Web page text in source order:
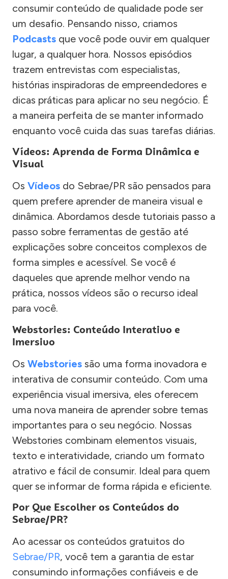
consumir conteúdo de qualidade pode ser
um desafio. Pensando nisso, criamos
Podcasts que você pode ouvir em qualquer
lugar, a qualquer hora. Nossos episódios
trazem entrevistas com especialistas,
histórias inspiradoras de empreendedores e
dicas práticas para aplicar no seu negócio. É
a maneira perfeita de se manter informado
enquanto você cuida das suas tarefas diárias.
Vídeos: Aprenda de Forma Dinâmica e
Visual
Os Vídeos do Sebrae/PR são pensados para
quem prefere aprender de maneira visual e
dinâmica. Abordamos desde tutoriais passo a
passo sobre ferramentas de gestão até
explicações sobre conceitos complexos de
forma simples e acessível. Se você é
daqueles que aprende melhor vendo na
prática, nossos vídeos são o recurso ideal
para você.
Webstories: Conteúdo Interativo e
Imersivo
Os Webstories são uma forma inovadora e
interativa de consumir conteúdo. Com uma
experiência visual imersiva, eles oferecem
uma nova maneira de aprender sobre temas
importantes para o seu negócio. Nossas
Webstories combinam elementos visuais,
texto e interatividade, criando um formato
atrativo e fácil de consumir. Ideal para quem
quer se informar de forma rápida e eficiente.
Por Que Escolher os Conteúdos do
Sebrae/PR?
Ao acessar os conteúdos gratuitos do
Sebrae/PR, você tem a garantia de estar
consumindo informações confiáveis e de